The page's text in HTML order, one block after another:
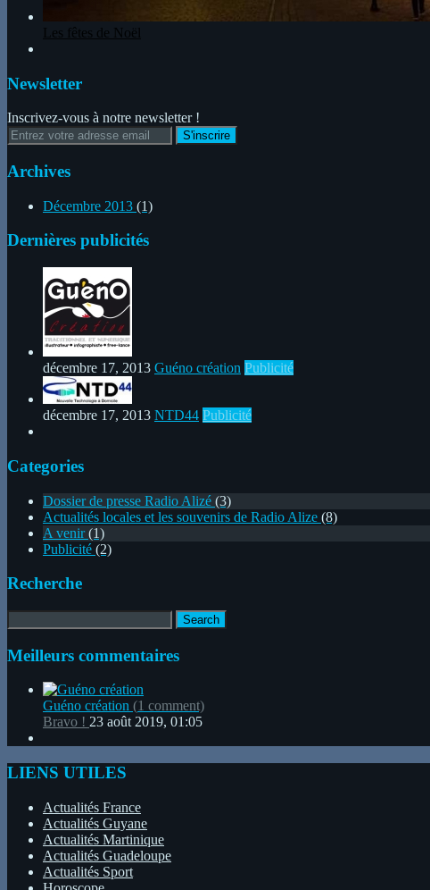
Les fêtes de Noël
Newsletter
Inscrivez-vous à notre newsletter !
Archives
Décembre 2013 (1)
Dernières publicités
décembre 17, 2013 Guéno création Publicité
décembre 17, 2013 NTD44 Publicité
Categories
Dossier de presse Radio Alizé (3)
Actualités locales et les souvenirs de Radio Alize (8)
A venir(1)
Publicité (2)
Recherche
Meilleurs commentaires
Guéno création (1 comment)
Bravo ! 23 août 2019, 01:05
LIENS UTILES
Actualités France
Actualités Guyane
Actualités Martinique
Actualités Guadeloupe
Actualités Sport